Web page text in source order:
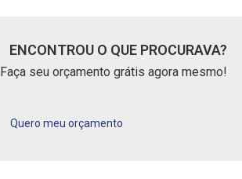
ENCONTROU O QUE PROCURAVA?
Faça seu orçamento grátis agora mesmo!
Quero meu orçamento